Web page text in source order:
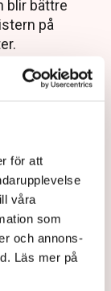
för att
våra
som
och annons-
Läs mer på
blir bättre
på